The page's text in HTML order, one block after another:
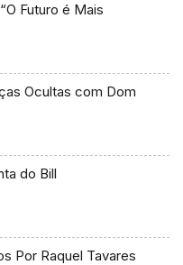
Futuro é Mais
Ocultas com Dom
do Bill
Por Raquel Tavares